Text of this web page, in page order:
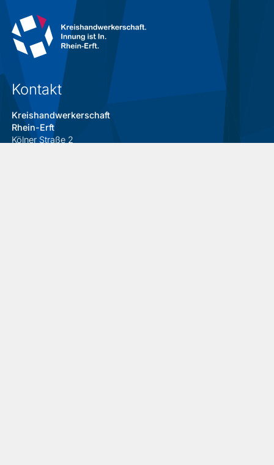
Kontakt
Kreishandwerkerschaft
Rhein-Erft
Kölner Straße 2